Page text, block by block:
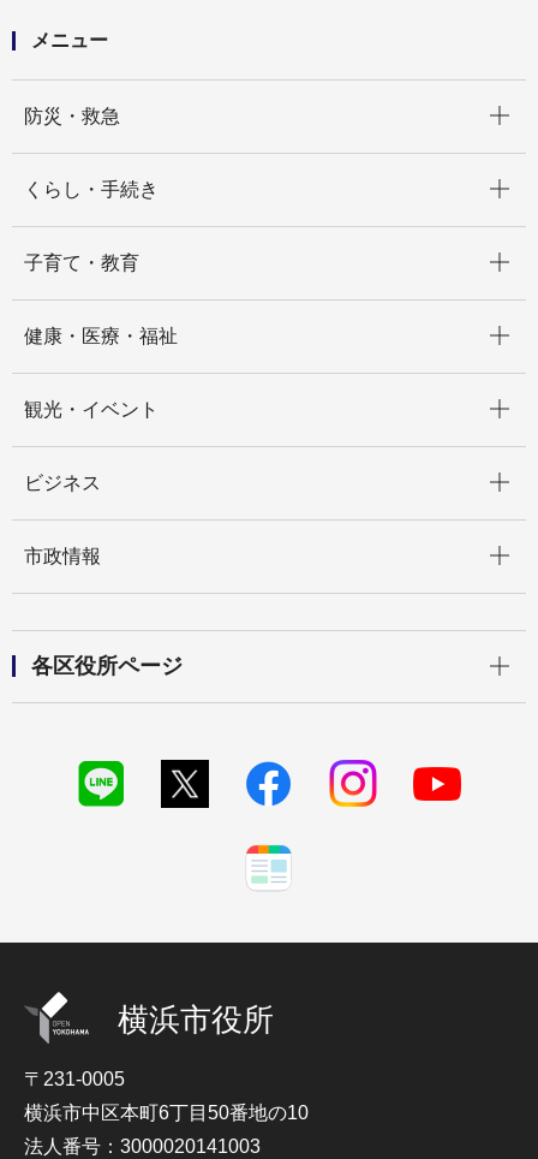
メニュー
防災・救急
くらし・手続き
子育て・教育
健康・医療・福祉
観光・イベント
ビジネス
市政情報
各区役所ページ
横浜市役所
〒231-0005
横浜市中区本町6丁目50番地の10
法人番号：3000020141003